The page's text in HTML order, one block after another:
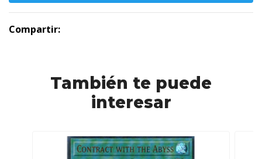
Compartir:
También te puede
interesar